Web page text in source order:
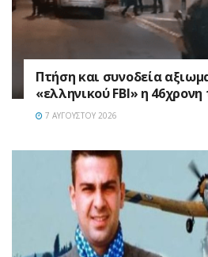
Πτήση και συνοδεία
«ελληνικού FBI» η
7 ΑΥΓΟΎΣΤΟΥ 2026